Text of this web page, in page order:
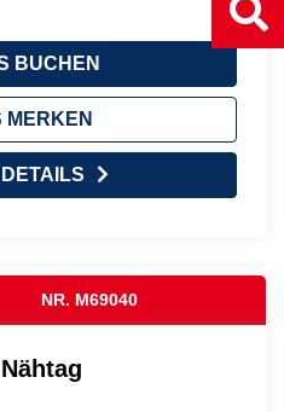
BUCHEN
MERKEN
NR. M69040